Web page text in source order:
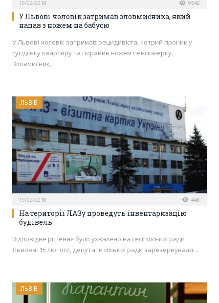
19/02/2018 9542
У Львові чоловік затримав зловмисника, який
напав з ножем на бабусю
У Львові чоловік затримав рецидивіста, котрий проник у
сусідську квартиру та поранив ножем пенсіонерку.
Зловмисник,…
ЛЬВІВ
19/02/2018 448
На території ЛАЗу проведуть інвентаризацію
будівель
Відповідне рішення було ухвалено на сесії міської ради
Львова. 15 лютого, депутати міської ради зарезервували…
ЛЬВІВ